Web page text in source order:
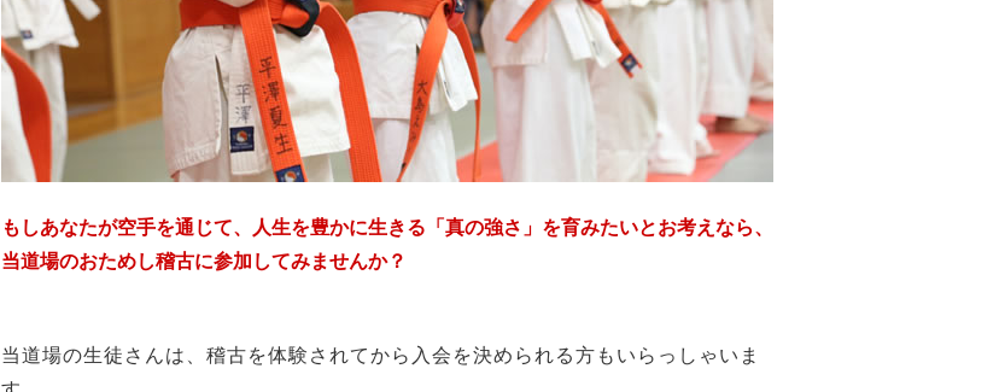
もしあなたが空手を通じて、人生を豊かに生きる「真の強さ」を育みたいとお考えなら、
当道場のおためし稽古に参加してみませんか？
当道場の生徒さんは、稽古を体験されてから入会を決められる方もいらっしゃいま